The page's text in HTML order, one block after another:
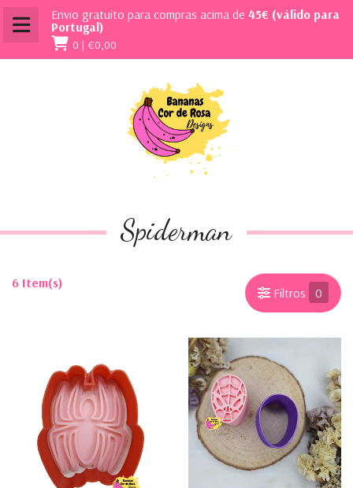
Envio gratuito para compras acima de 45€ (válido para
Portugal)
0 | €0,00
Spiderman
6 Item(s)
Filtros 0